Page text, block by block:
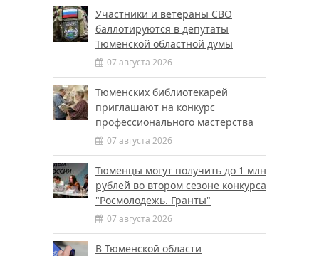
Участники и ветераны СВО
баллотируются в депутаты
Тюменской областной думы
07 августа 2026
Тюменских библиотекарей
приглашают на конкурс
профессионального мастерства
07 августа 2026
Тюменцы могут получить до 1 млн
рублей во втором сезоне конкурса
"Росмолодежь. Гранты"
07 августа 2026
В Тюменской области